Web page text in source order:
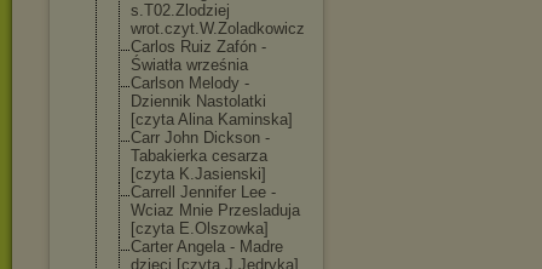
s.T02.Zlodziej
wrot.czyt.W.Zo ladkowicz
Carlos Ruiz Zafón -
Światła września
Carlson Melody -
Dziennik Nastolatki
[czyta Alina Kaminska]
Carr John Dickson -
Tabakierka cesarza
[czyta K.Jasienski]
Carrell Jennifer Lee -
Wciaz Mnie Przesladuja
[czyta E.Olszowka]
Carter Angela - Madre
dzieci [czyta J.Jedryka]